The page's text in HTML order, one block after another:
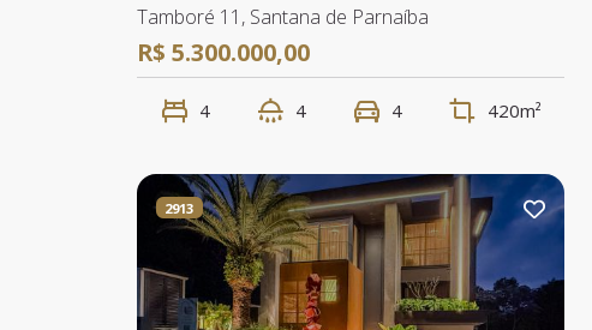
Tamboré 11, Santana de Parnaíba
R$ 5.300.000,00
4 4 4 420m²
2913